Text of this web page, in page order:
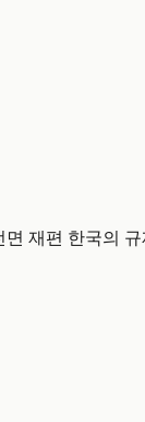
재편 한국의